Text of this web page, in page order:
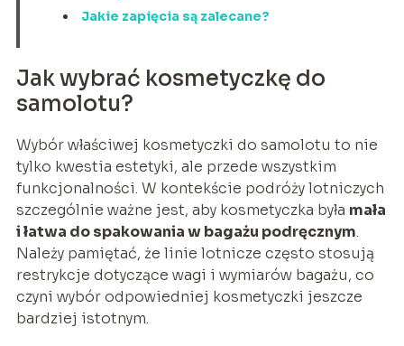
Jakie zapięcia są zalecane?
Jak wybrać kosmetyczkę do
samolotu?
Wybór właściwej kosmetyczki do samolotu to nie
tylko kwestia estetyki, ale przede wszystkim
funkcjonalności. W kontekście podróży lotniczych
szczególnie ważne jest, aby kosmetyczka była mała
i łatwa do spakowania w bagażu podręcznym.
Należy pamiętać, że linie lotnicze często stosują
restrykcje dotyczące wagi i wymiarów bagażu, co
czyni wybór odpowiedniej kosmetyczki jeszcze
bardziej istotnym.